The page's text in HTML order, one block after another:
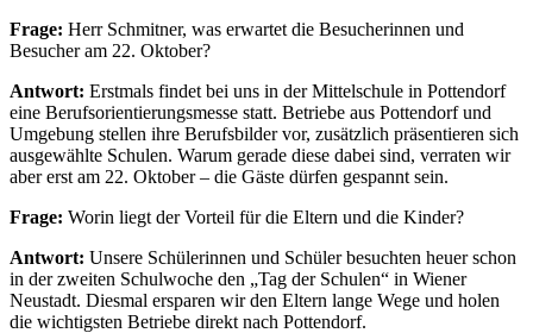
Frage: Herr Schmitner, was erwartet die Besucherinnen und
Besucher am 22. Oktober?
Antwort: Erstmals findet bei uns in der Mittelschule in Pottendorf
eine Berufsorientierungsmesse statt. Betriebe aus Pottendorf und
Umgebung stellen ihre Berufsbilder vor, zusätzlich präsentieren sich
ausgewählte Schulen. Warum gerade diese dabei sind, verraten wir
aber erst am 22. Oktober – die Gäste dürfen gespannt sein.
Frage: Worin liegt der Vorteil für die Eltern und die Kinder?
Antwort: Unsere Schülerinnen und Schüler besuchten heuer schon
in der zweiten Schulwoche den „Tag der Schulen“ in Wiener
Neustadt. Diesmal ersparen wir den Eltern lange Wege und holen
die wichtigsten Betriebe direkt nach Pottendorf.